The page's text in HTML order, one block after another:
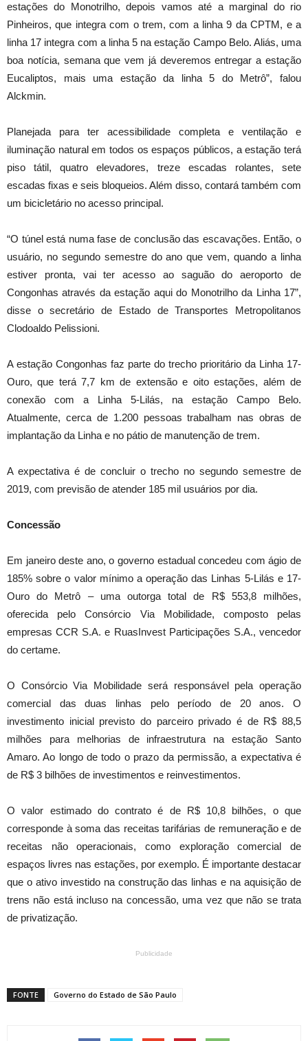
estações do Monotrilho, depois vamos até a marginal do rio
Pinheiros, que integra com o trem, com a linha 9 da CPTM, e a
linha 17 integra com a linha 5 na estação Campo Belo. Aliás, uma
boa notícia, semana que vem já deveremos entregar a estação
Eucaliptos, mais uma estação da linha 5 do Metrô”, falou
Alckmin.
Planejada para ter acessibilidade completa e ventilação e
iluminação natural em todos os espaços públicos, a estação terá
piso tátil, quatro elevadores, treze escadas rolantes, sete
escadas fixas e seis bloqueios. Além disso, contará também com
um bicicletário no acesso principal.
“O túnel está numa fase de conclusão das escavações. Então, o
usuário, no segundo semestre do ano que vem, quando a linha
estiver pronta, vai ter acesso ao saguão do aeroporto de
Congonhas através da estação aqui do Monotrilho da Linha 17”,
disse o secretário de Estado de Transportes Metropolitanos
Clodoaldo Pelissioni.
A estação Congonhas faz parte do trecho prioritário da Linha 17-
Ouro, que terá 7,7 km de extensão e oito estações, além de
conexão com a Linha 5-Lilás, na estação Campo Belo.
Atualmente, cerca de 1.200 pessoas trabalham nas obras de
implantação da Linha e no pátio de manutenção de trem.
A expectativa é de concluir o trecho no segundo semestre de
2019, com previsão de atender 185 mil usuários por dia.
Concessão
Em janeiro deste ano, o governo estadual concedeu com ágio de
185% sobre o valor mínimo a operação das Linhas 5-Lilás e 17-
Ouro do Metrô – uma outorga total de R$ 553,8 milhões,
oferecida pelo Consórcio Via Mobilidade, composto pelas
empresas CCR S.A. e RuasInvest Participações S.A., vencedor
do certame.
O Consórcio Via Mobilidade será responsável pela operação
comercial das duas linhas pelo período de 20 anos. O
investimento inicial previsto do parceiro privado é de R$ 88,5
milhões para melhorias de infraestrutura na estação Santo
Amaro. Ao longo de todo o prazo da permissão, a expectativa é
de R$ 3 bilhões de investimentos e reinvestimentos.
O valor estimado do contrato é de R$ 10,8 bilhões, o que
corresponde à soma das receitas tarifárias de remuneração e de
receitas não operacionais, como exploração comercial de
espaços livres nas estações, por exemplo. É importante destacar
que o ativo investido na construção das linhas e na aquisição de
trens não está incluso na concessão, uma vez que não se trata
de privatização.
Publicidade
FONTE Governo do Estado de São Paulo